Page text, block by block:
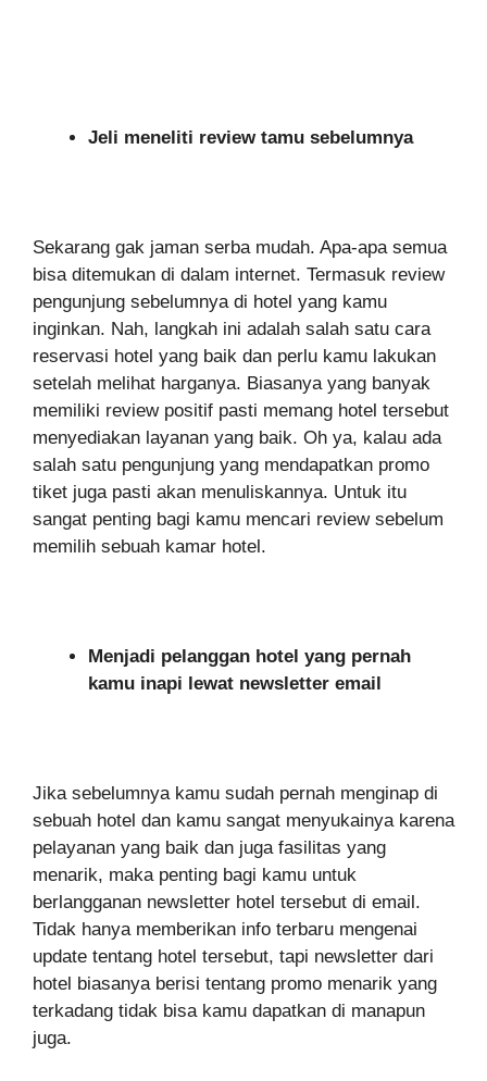
Jeli meneliti review tamu sebelumnya
Sekarang gak jaman serba mudah. Apa-apa semua
bisa ditemukan di dalam internet. Termasuk review
pengunjung sebelumnya di hotel yang kamu
inginkan. Nah, langkah ini adalah salah satu cara
reservasi hotel yang baik dan perlu kamu lakukan
setelah melihat harganya. Biasanya yang banyak
memiliki review positif pasti memang hotel tersebut
menyediakan layanan yang baik. Oh ya, kalau ada
salah satu pengunjung yang mendapatkan promo
tiket juga pasti akan menuliskannya. Untuk itu
sangat penting bagi kamu mencari review sebelum
memilih sebuah kamar hotel.
Menjadi pelanggan hotel yang pernah
kamu inapi lewat newsletter email
Jika sebelumnya kamu sudah pernah menginap di
sebuah hotel dan kamu sangat menyukainya karena
pelayanan yang baik dan juga fasilitas yang
menarik, maka penting bagi kamu untuk
berlangganan newsletter hotel tersebut di email.
Tidak hanya memberikan info terbaru mengenai
update tentang hotel tersebut, tapi newsletter dari
hotel biasanya berisi tentang promo menarik yang
terkadang tidak bisa kamu dapatkan di manapun
juga.